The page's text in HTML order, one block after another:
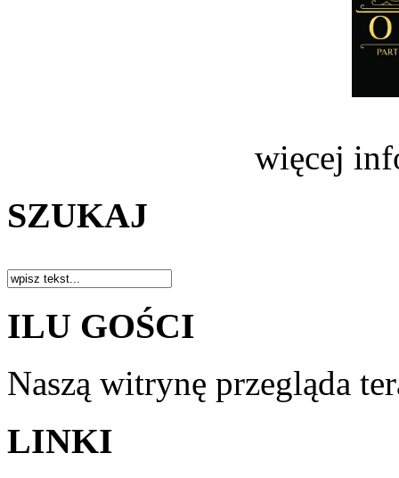
więcej
SZUKAJ
ILU GOŚCI
Naszą witrynę przegląda
LINKI